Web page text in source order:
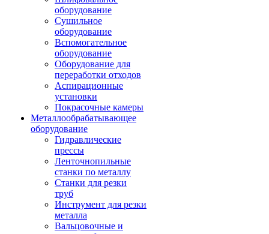
оборудование
Сушильное
оборудование
Вспомогательное
оборудование
Оборудование для
переработки отходов
Аспирационные
установки
Покрасочные камеры
Металлообрабатывающее
оборудование
Гидравлические
прессы
Ленточнопильные
станки по металлу
Станки для резки
труб
Инструмент для резки
металла
Вальцовочные и